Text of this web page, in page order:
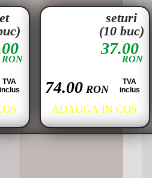
RON
TVA
inclus
37.00
RON
74.00RON
TVA
inclus
seturi
(10 buc)